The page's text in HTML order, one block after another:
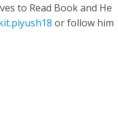
to Read Book and He
or follow him